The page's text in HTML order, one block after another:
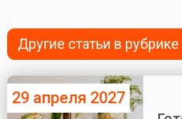
Другие статьи в
29 апреля 2027